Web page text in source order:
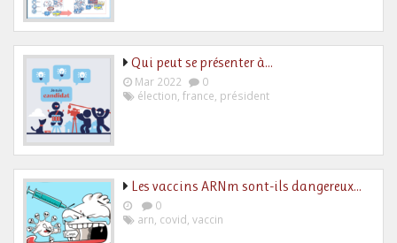
Qui peut se présenter à…
Mar 2022
0
élection france président
Les vaccins ARNm sont-ils dangereux…
0
arn covid vaccin